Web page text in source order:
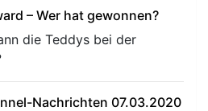
– Wer hat gewonnen?
die Teddys bei der
Nachrichten 07.03.2020